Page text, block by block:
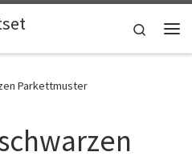
Search
Parkettmuster